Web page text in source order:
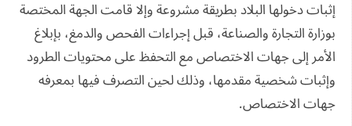
إثبات دخولها البلاد بطريقة مشروعة وإلا قامت الجهة المختصة
بوزارة التجارة والصناعة، قبل إجراءات الفحص والدمغ، بإبلاغ
الأمر إلى جهات الاختصاص مع التحفظ على محتويات الطرود
وإثبات شخصية مقدمها، وذلك لحين التصرف فيها بمعرفه
جهات الاختصاص.